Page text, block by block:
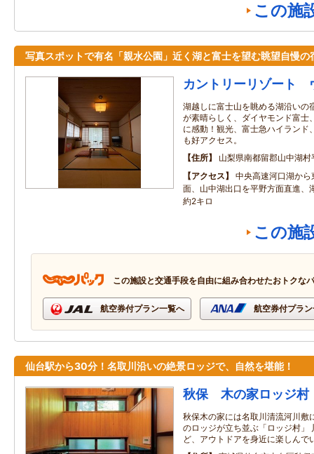
この施
写真スポットで有名「親水公園」近く湖と富士を望む眺望自慢の
カントリーリゾート
湖越しに富士山を眺める湖沿いの
が素晴らしく、ダイヤモンド富士
に感動！観光、富士急ハイランド
も好アクセス。
住所
山梨県南都留郡山中湖
アクセス
中央高速河口湖か
面、山中湖出口を平野方面直進、
約2キロ
この施
この施設と交通手段を自由に組み合わせたおトクな
航空券付プラン一覧へ 航空券付プラ
仙台駅から30分！名取川沿いの絶景ロッジで、自然を堪能！
秋保 木の家ロッジ村
秋保木の家には名取川清流河川敷
のロッジが立ち並ぶ「ロッジ村」
ど、アウトドアを身近に楽しんで